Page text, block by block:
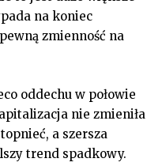
na koniec
zmienność na
oddechu w połowie
nie zmieniła
a szersza
trend spadkowy.